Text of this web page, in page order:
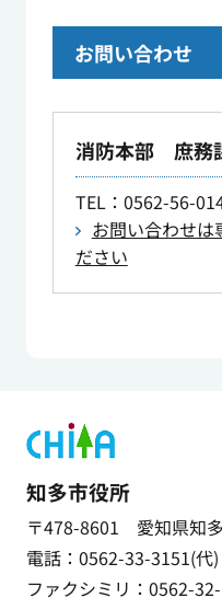
お問い合わせ
消防本部 庶務
TEL ：0562-56-
お問い合わせは
ださい
知多市役所
〒478-8601 愛知県知
電話：0562-33-3151(代)
ファクシミリ：0562-